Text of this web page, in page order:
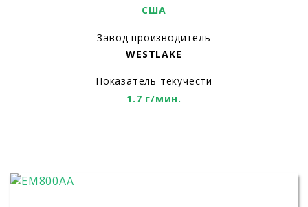
США
Завод производитель
WESTLAKE
Показатель текучести
1.7 г/мин.